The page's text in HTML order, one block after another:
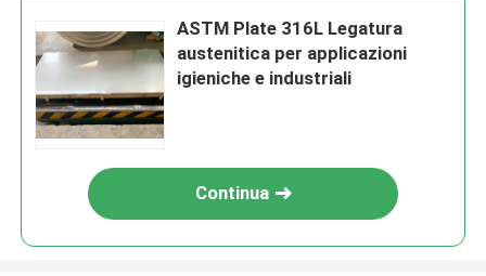
ASTM Plate 316L Legatura
austenitica per applicazioni
igieniche e industriali
Continua